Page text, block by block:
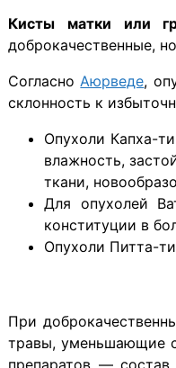
Кисты матки или
доброкачественные,
СогласноАюрведе,
склонность к
Опухоли Капха-
влажность,
ткани,
Для опухолей
конституции в
Опухоли Питта-
При
травы, уменьшающие